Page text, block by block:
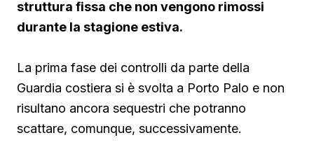
struttura fissa che non vengono rimossi
durante la stagione estiva.
La prima fase dei controlli da parte della
Guardia costiera si è svolta a Porto Palo e non
risultano ancora sequestri che potranno
scattare, comunque, successivamente.